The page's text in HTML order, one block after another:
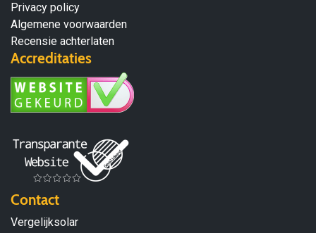
Privacy policy
Algemene voorwaarden
Recensie achterlaten
Accreditaties
Contact
Vergelijksolar